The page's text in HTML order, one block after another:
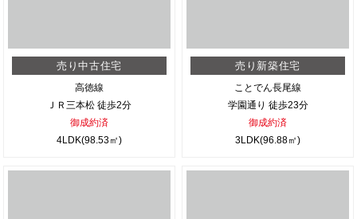
売り中古住宅
高徳線
ＪＲ三本松 徒歩2分
御成約済
4LDK(98.53㎡)
売り新築住宅
ことでん長尾線
学園通り 徒歩23分
御成約済
3LDK(96.88㎡)